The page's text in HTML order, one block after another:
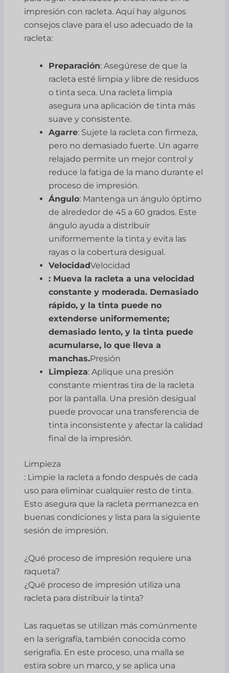
impresión con racleta. Aquí hay algunos
consejos clave para el uso adecuado de la
racleta:
Preparación: Asegúrese de que la
racleta esté limpia y libre de residuos
o tinta seca. Una racleta limpia
asegura una aplicación de tinta más
suave y consistente.
Agarre: Sujete la racleta con firmeza,
pero no demasiado fuerte. Un agarre
relajado permite un mejor control y
reduce la fatiga de la mano durante el
proceso de impresión.
Ángulo: Mantenga un ángulo óptimo
de alrededor de 45 a 60 grados. Este
ángulo ayuda a distribuir
uniformemente la tinta y evita las
rayas o la cobertura desigual.
VelocidadVelocidad
: Mueva la racleta a una velocidad
constante y moderada. Demasiado
rápido, y la tinta puede no
extenderse uniformemente;
demasiado lento, y la tinta puede
acumularse, lo que lleva a
manchas.Presión
Limpieza: Aplique una presión
constante mientras tira de la racleta
por la pantalla. Una presión desigual
puede provocar una transferencia de
tinta inconsistente y afectar la calidad
final de la impresión.
Limpieza
: Limpie la racleta a fondo después de cada
uso para eliminar cualquier resto de tinta.
Esto asegura que la racleta permanezca en
buenas condiciones y lista para la siguiente
sesión de impresión.
¿Qué proceso de impresión requiere una
raqueta?
¿Qué proceso de impresión utiliza una
racleta para distribuir la tinta?
Las raquetas se utilizan más comúnmente
en la serigrafía, también conocida como
serigrafía. En este proceso, una malla se
estira sobre un marco, y se aplica una